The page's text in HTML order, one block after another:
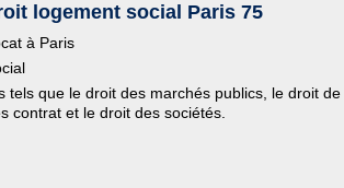
logement social Paris 75
à Paris
que le droit des marchés publics, le droit de
contrat et le droit des sociétés.